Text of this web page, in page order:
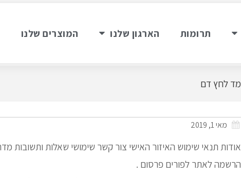
תרומות הארגון שלנו המוצרים שלנו
מד לחץ דם
מאי 1, 2019
אודות תנאי שימוש האיזור האישי צור קשר שימושי שאלות ותשובות
הרשמה לאתר לפורים פרסום .